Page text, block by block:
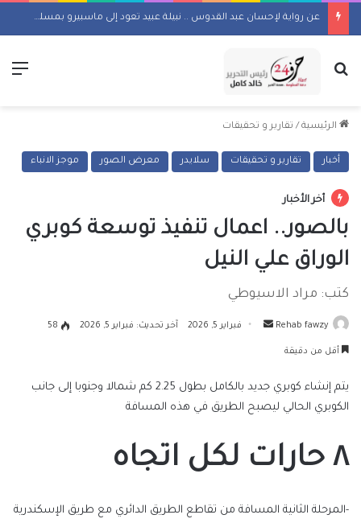
عن رواية لإحسان عبد القدوس .. نبيلة عبيد تعود إلى ماسبيرو بمسلسل إذاعي
بحث عن
الرئيسية / تقارير و تحقيقات
أخبار تقارير و تحقيقات سلايدر معرض الصور موجز الانباء
أخر الأخبار
بالصور.. اعمال تنفيذ توسعة كوبري
الوراق علي النيل
كتب: مراد الاسيوطي
Rehab fawzy
أرسل فبراير 5, 2026 آخر تحديث: فبراير 5, 2026 58
أقل من دقيقة
يتم إنشاء كوبري جديد بالكامل بطول 2.25 كم شمالا وجنوبا إلى جانب
الكوبري الحالي ليصبح الطريق في هذه المسافة
٨ حارات لكل اتجاه
-المرحلة الثانية المسافة من تقاطع الطريق الدائري مع طريق الإسكندرية